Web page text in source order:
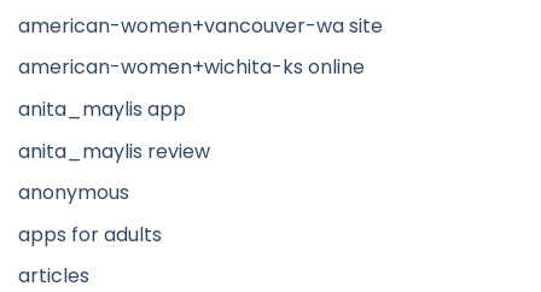
american-women+vancouver-wa site
american-women+wichita-ks online
anita_maylis app
anita_maylis review
anonymous
apps for adults
articles